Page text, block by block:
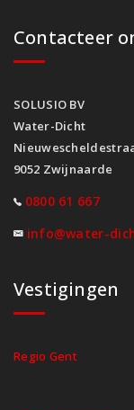
Contacteer
SOLUSIO BV
Water-Dicht
9052 Zwijnaarde
0800 61 667
info@water-
Vestigingen
Regio Gent